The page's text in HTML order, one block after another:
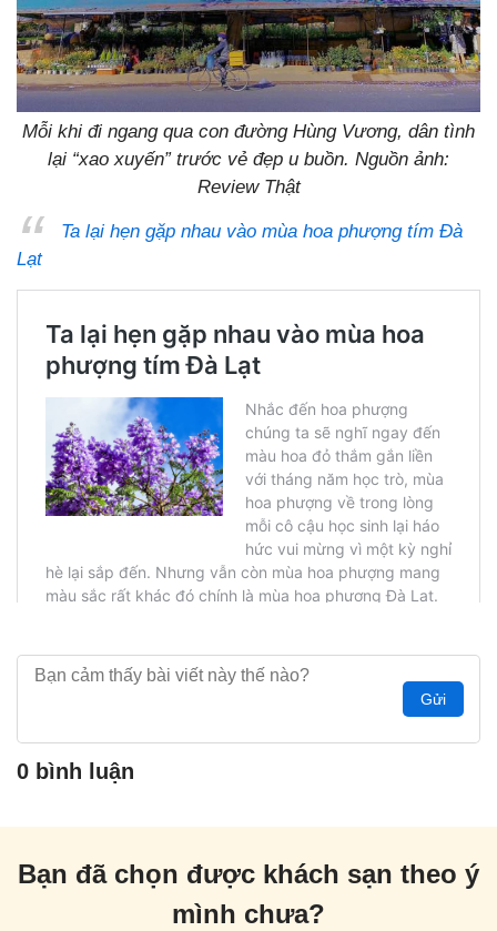
Mỗi khi đi ngang qua con đường Hùng Vương, dân tình
lại “xao xuyến” trước vẻ đẹp u buồn. Nguồn ảnh:
Review Thật
Ta lại hẹn gặp nhau vào mùa hoa phượng tím Đà
Lạt
Gửi
0 bình luận
Bạn đã chọn được khách sạn theo ý
mình chưa?